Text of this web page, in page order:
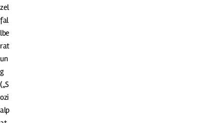
zel
fal
lbe
rat
un
g
(„S
ozi
alp